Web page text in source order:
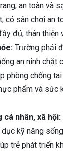
an toàn và
có sân chơi an
đủ, thân thiện
Trường phải
an ninh chặt
phòng chống tai
phẩm và sức
cá nhân, xã hội:
kỹ năng
trẻ phát triển